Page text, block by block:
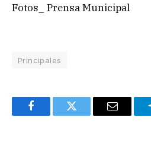
Fotos_ Prensa Municipal
Principales
FacebookTwitter Email